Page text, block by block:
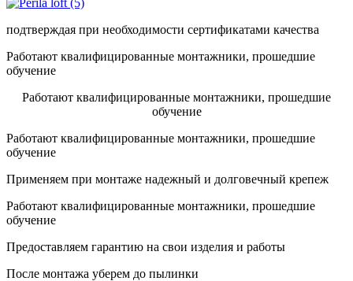
подтверждая при необходимости сертификатами качества
Работают квалифицированные монтажники, прошедшие
обучение
Работают квалифицированные монтажники, прошедшие
обучение
Работают квалифицированные монтажники, прошедшие
обучение
Применяем при монтаже надежный и долговечный крепеж
Работают квалифицированные монтажники, прошедшие
обучение
Предоставляем гарантию на свои изделия и работы
После монтажа уберем до пылинки